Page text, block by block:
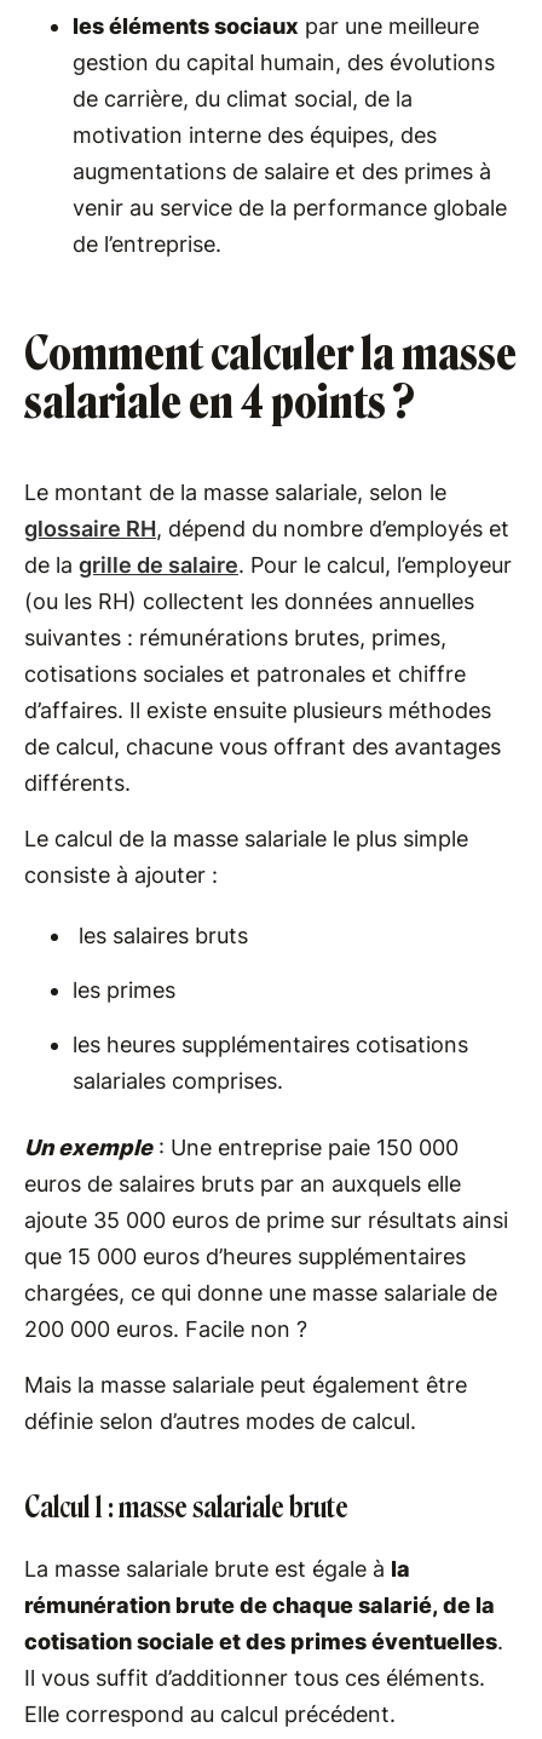
les éléments sociaux par une meilleure
gestion du capital humain, des évolutions
de carrière, du climat social, de la
motivation interne des équipes, des
augmentations de salaire et des primes à
venir au service de la performance globale
de l’entreprise.
Comment calculer la masse
salariale en 4 points ?
Le montant de la masse salariale, selon le
glossaire RH, dépend du nombre d’employés et
de la grille de salaire. Pour le calcul, l’employeur
(ou les RH) collectent les données annuelles
suivantes : rémunérations brutes, primes,
cotisations sociales et patronales et chiffre
d’affaires. Il existe ensuite plusieurs méthodes
de calcul, chacune vous offrant des avantages
différents.
Le calcul de la masse salariale le plus simple
consiste à ajouter :
les salaires bruts
les primes
les heures supplémentaires cotisations
salariales comprises.
Un exemple: Une entreprise paie 150 000
euros de salaires bruts par an auxquels elle
ajoute 35 000 euros de prime sur résultats ainsi
que 15 000 euros d’heures supplémentaires
chargées, ce qui donne une masse salariale de
200 000 euros. Facile non ?
Mais la masse salariale peut également être
définie selon d’autres modes de calcul.
Calcul 1 : masse salariale brute
La masse salariale brute est égale à la
rémunération brute de chaque salarié, de la
cotisation sociale et des primes éventuelles.
Il vous suffit d’additionner tous ces éléments.
Elle correspond au calcul précédent.